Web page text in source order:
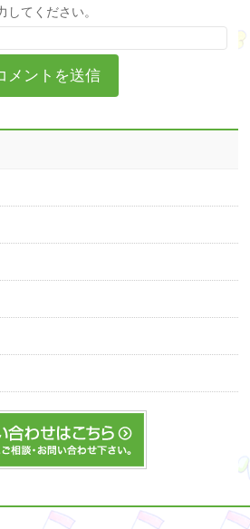
してください。